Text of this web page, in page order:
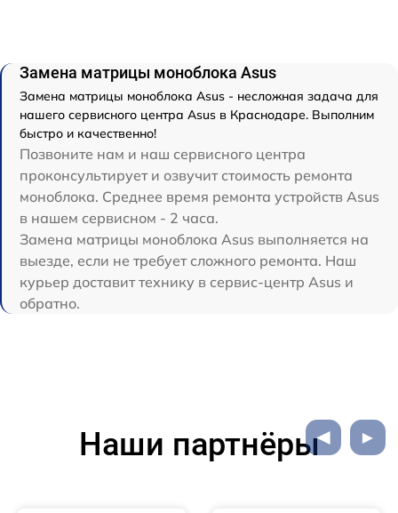
Замена матрицы моноблока Asus
Замена матрицы моноблока Asus - несложная задача для
нашего сервисного центра Asus в Краснодаре. Выполним
быстро и качественно!
Позвоните нам и наш сервисного центра
проконсультирует и озвучит стоимость ремонта
моноблока. Среднее время ремонта устройств Asus
в нашем сервисном - 2 часа.
Замена матрицы моноблока Asus выполняется на
выезде, если не требует сложного ремонта. Наш
курьер доставит технику в сервис-центр Asus и
обратно.
Наши партнёры